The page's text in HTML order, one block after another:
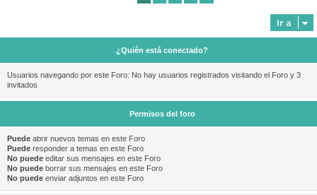
Ir a
¿Quién está conectado?
Usuarios navegando por este Foro: No hay usuarios registrados visitando el Foro y 3
invitados
Permisos del foro
Puede abrir nuevos temas en este Foro
Puede responder a temas en este Foro
No puede editar sus mensajes en este Foro
No puede borrar sus mensajes en este Foro
No puede enviar adjuntos en este Foro